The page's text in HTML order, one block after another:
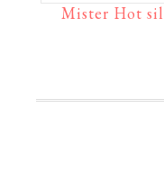
Mister Hot